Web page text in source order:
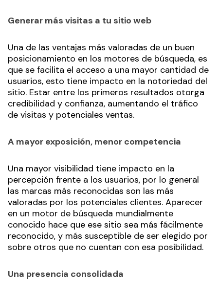
Generar más visitas a tu sitio web
Una de las ventajas más valoradas de un buen
posicionamiento en los motores de búsqueda, es
que se facilita el acceso a una mayor cantidad de
usuarios, esto tiene impacto en la notoriedad del
sitio. Estar entre los primeros resultados otorga
credibilidad y confianza, aumentando el tráfico
de visitas y potenciales ventas.
A mayor exposición, menor competencia
Una mayor visibilidad tiene impacto en la
percepción frente a los usuarios, por lo general
las marcas más reconocidas son las más
valoradas por los potenciales clientes. Aparecer
en un motor de búsqueda mundialmente
conocido hace que ese sitio sea más fácilmente
reconocido, y más susceptible de ser elegido por
sobre otros que no cuentan con esa posibilidad.
Una presencia consolidada